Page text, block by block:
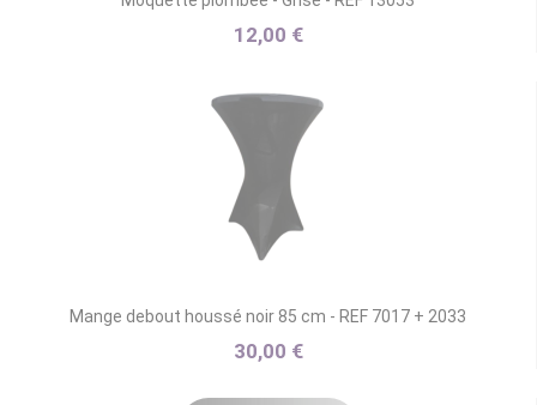
12,00 €
Mange debout houssé noir 85 cm - REF 7017 + 2033
30,00 €